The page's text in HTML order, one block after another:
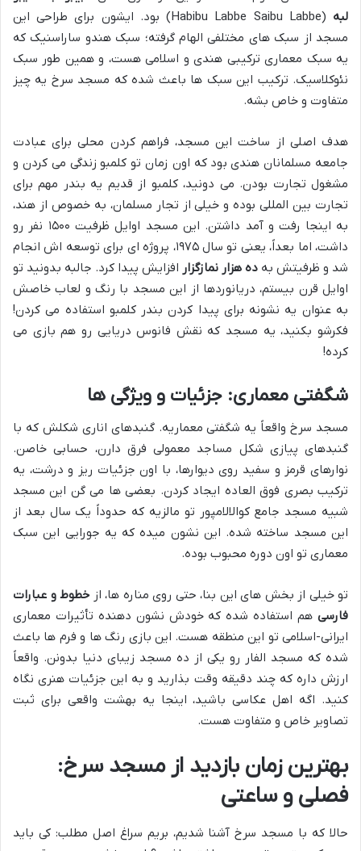
لبه
(Habibu Labbe Saibu Labbe) بود. ایشون برای طراحی این
مسجد از سبک های مختلفی الهام گرفته؛ سبک هندو ساراسنیک که
یه سبک معماری ترکیبی هندی و اسلامی هست، و همین طور سبک
نئوکلاسیک. ترکیب این سبک ها باعث شده که مسجد سرخ یه چیز
متفاوت و خاص بشه.
هدف اصلی از ساخت این مسجد، فراهم کردن محلی برای عبادت
جامعه مسلمانان هندی بود که اون زمان تو کلمبو زندگی می کردن و
مشغول تجارت بودن. می دونید، کلمبو از قدیم یه بندر مهم برای
تجارت بین المللی بوده و خیلی از تجار مسلمان، به خصوص از هند،
به اینجا رفت و آمد داشتن. این مسجد اوایل ظرفیت ۱۵۰۰ نفر رو
داشت، اما بعداً، یعنی تو سال ۱۹۷۵، پروژه ای برای توسعه اش انجام
شد و ظرفیتش به ده هزار نمازگزار افزایش پیدا کرد. جالبه بدونید تو
اوایل قرن بیستم، دریانوردها از این مسجد با رنگ و لعاب خاصش
به عنوان یه نشونه برای پیدا کردن بندر کلمبو استفاده می کردن!
فکرشو بکنید، یه مسجد که نقش فانوس دریایی رو هم بازی می
کرده!
شگفتی معماری: جزئیات و ویژگی ها
مسجد سرخ واقعاً یه شگفتی معماریه. گنبدهای اناری شکلش که با
گنبدهای پیازی شکل مساجد معمولی فرق دارن، حسابی خاصن.
نوارهای قرمز و سفید روی دیوارها، با اون جزئیات ریز و درشت، یه
ترکیب بصری فوق العاده ایجاد کردن. بعضی ها می گن این مسجد
شبیه مسجد جامع کوالالامپور تو مالزیه که حدوداً یک سال بعد از
این مسجد ساخته شده. این نشون میده که یه جورایی این سبک
معماری تو اون دوره محبوب بوده.
تو خیلی از بخش های این بنا، حتی روی مناره ها، از خطوط و عبارات
فارسی هم استفاده شده که خودش نشون دهنده تأثیرات معماری
ایرانی-اسلامی تو این منطقه هست. این بازی رنگ ها و فرم ها باعث
شده که مسجد الفار رو یکی از ده مسجد زیبای دنیا بدونن. واقعاً
ارزش داره که چند دقیقه وقت بذارید و به این جزئیات هنری نگاه
کنید. اگه اهل عکاسی باشید، اینجا یه بهشت واقعی برای ثبت
تصاویر خاص و متفاوت هست.
بهترین زمان بازدید از مسجد سرخ:
فصلی و ساعتی
حالا که با مسجد سرخ آشنا شدیم، بریم سراغ اصل مطلب: کی باید